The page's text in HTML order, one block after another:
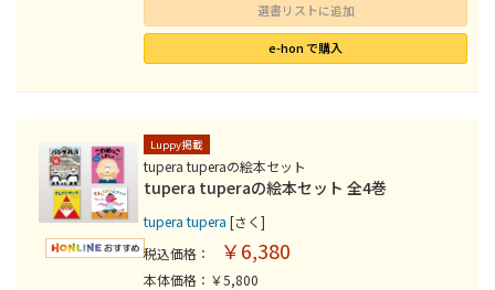
選書リストに追加
e-hon で購入
Luppy掲載
tupera tuperaの絵本セット
tupera tuperaの絵本セット 全4巻
tupera tupera [さく]
税込価格：
￥6,380
本体価格：￥5,800